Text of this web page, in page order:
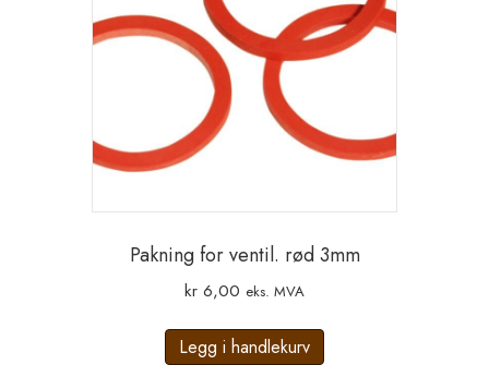
Pakning for ventil. rød 3mm
kr 6,00 eks. MVA
Legg i handlekurv